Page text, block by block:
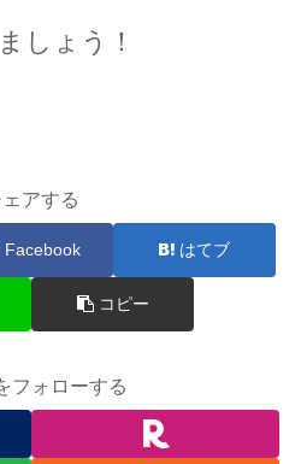
しょう！
ェアする
Facebook はてブ
コピー
フォローする